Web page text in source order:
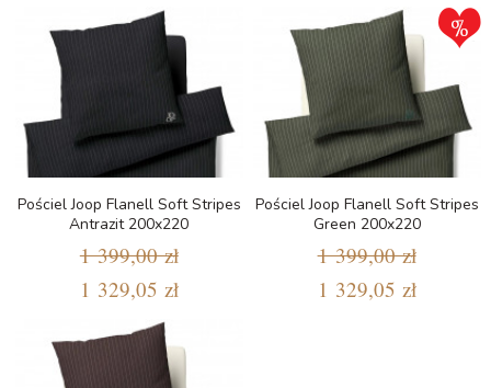
Pościel Joop Flanell Soft Stripes
Antrazit 200x220
1 399,00 zł
1 329,05 zł
Pościel Joop Flanell Soft Stripes
Green 200x220
1 399,00 zł
1 329,05 zł